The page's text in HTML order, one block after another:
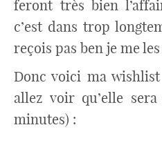
feront très bien
c’est dans trop
reçois pas ben je me
Donc voici ma
allez voir qu’elle
minutes) :